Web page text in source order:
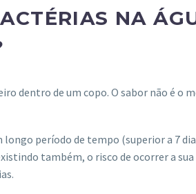
NA
dentro de um copo. O sabor não é o
longo período de tempo (superior a 7
também, o risco de ocorrer a sua